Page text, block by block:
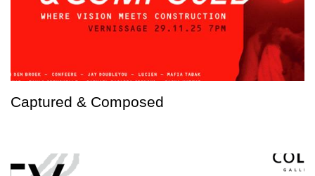
Captured & Composed